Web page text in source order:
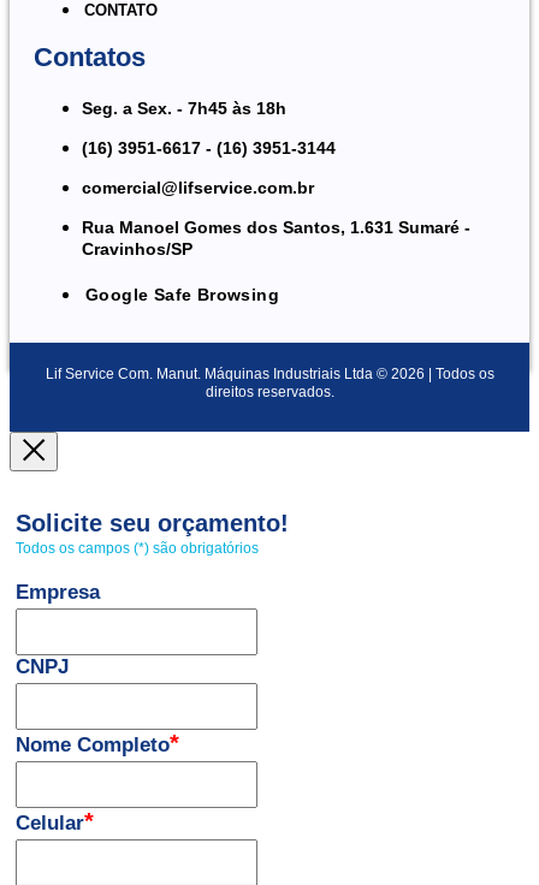
CONTATO
Contatos
Seg. a Sex. - 7h45 às 18h
(16) 3951-6617 - (16) 3951-3144
comercial@lifservice.com.br
Rua Manoel Gomes dos Santos, 1.631 Sumaré -
Cravinhos/SP
Google Safe Browsing
Lif Service Com. Manut. Máquinas Industriais Ltda © 2026 | Todos os
direitos reservados.
Solicite seu orçamento!
Todos os campos (*) são obrigatórios
Empresa
CNPJ
Nome Completo*
Celular*